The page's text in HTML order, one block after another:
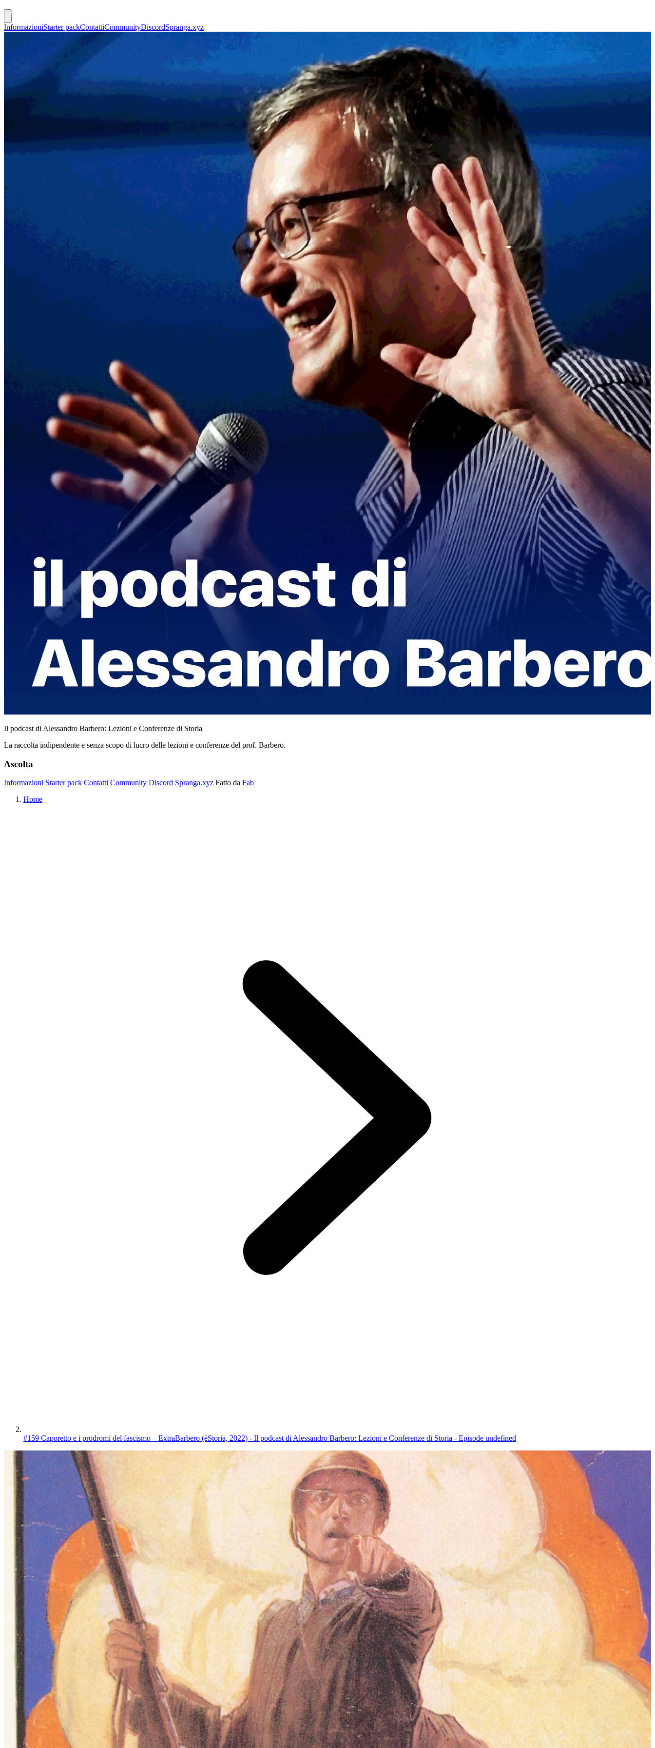
InformazioniStarter packContattiCommunityDiscordSpranga.xyz
Il podcast di Alessandro Barbero: Lezioni e Conferenze di Storia
La raccolta indipendente e senza scopo di lucro delle lezioni e conferenze del prof. Barbero.
Ascolta
Informazioni Starter pack Contatti Community Discord Spranga.xyz Fatto da Fab
Home
#159 Caporetto e i prodromi del fascismo – ExtraBarbero (èStoria, 2022) - Il podcast di Alessandro Barbero: Lezioni e Conferenze di Storia - Episode undefined